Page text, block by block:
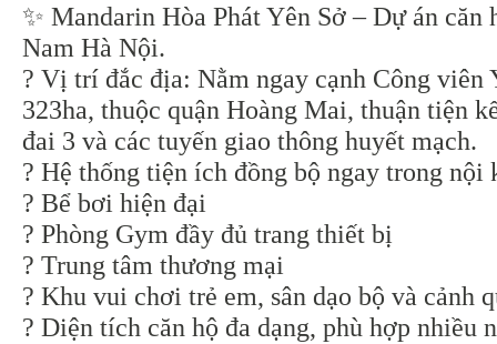
✨ Mandarin Hòa Phát Yên Sở – Dự án căn
Nam Hà Nội.
? Vị trí đắc địa: Nằm ngay cạnh Công viên
323ha, thuộc quận Hoàng Mai, thuận tiện
đai 3 và các tuyến giao thông huyết mạch.
? Hệ thống tiện ích đồng bộ ngay trong nội
? Bể bơi hiện đại
? Phòng Gym đầy đủ trang thiết bị
?️ Trung tâm thương mại
? Khu vui chơi trẻ em, sân dạo bộ và cảnh
? Diện tích căn hộ đa dạng, phù hợp nhiều